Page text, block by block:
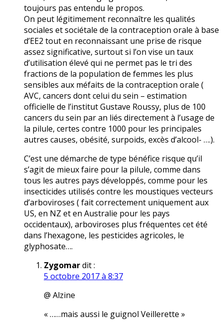
toujours pas entendu le propos.
On peut légitimement reconnaître les qualités
sociales et sociétale de la contraception orale à base
d’EE2 tout en reconnaissant une prise de risque
assez significative, surtout si l’on vise un taux
d’utilisation élevé qui ne permet pas le tri des
fractions de la population de femmes les plus
sensibles aux méfaits de la contraception orale (
AVC, cancers dont celui du sein – estimation
officielle de l’institut Gustave Roussy, plus de 100
cancers du sein par an liés directement à l’usage de
la pilule, certes contre 1000 pour les principales
autres causes, obésité, surpoids, excès d’alcool- ….).
C’est une démarche de type bénéfice risque qu’il
s’agit de mieux faire pour la pilule, comme dans
tous les autres pays développés, comme pour les
insecticides utilisés contre les moustiques vecteurs
d’arboviroses ( fait correctement uniquement aux
US, en NZ et en Australie pour les pays
occidentaux), arboviroses plus fréquentes cet été
dans l’hexagone, les pesticides agricoles, le
glyphosate….
Zygomardit :
5 octobre 2017 à 8:37
@ Alzine
« ……mais aussi le guignol Veillerette »